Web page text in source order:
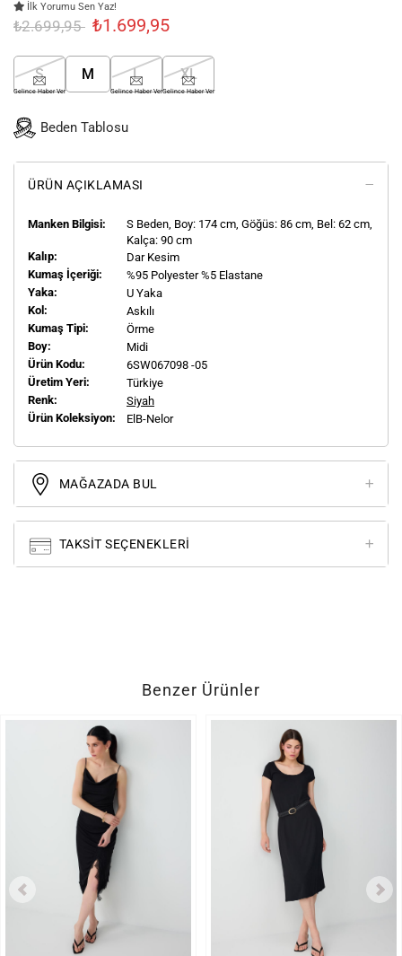
İlk Yorumu Sen Yaz!
₺2.699,95 ₺1.699,95
S
Gelince Haber Ver
M L
Gelince Haber Ver
XL
Gelince Haber Ver
Beden Tablosu
ÜRÜN AÇIKLAMASI
Manken Bilgisi: S Beden, Boy: 174 cm, Göğüs: 86 cm, Bel: 62 cm,
Kalça: 90 cm
Kalıp:
Dar Kesim
Kumaş İçeriği:
%95 Polyester %5 Elastane
Yaka:
U Yaka
Kol:
Askılı
Kumaş Tipi:
Örme
Boy:
Midi
Ürün Kodu:
6SW067098 -05
Üretim Yeri:
Türkiye
Renk:
Siyah
Ürün Koleksiyon:
ElB-Nelor
MAĞAZADA BUL
TAKSIT SEÇENEKLERI
Benzer Ürünler